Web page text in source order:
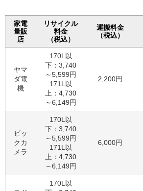
家電
量販
店
リサイクル
料金
（税込）
運搬料金
（税込）
ヤマ
ダ電
機
170L以
下：3,740
～5,599円
171L以
上：4,730
～6,149円
2,200円
ビッ
クカ
メラ
170L以
下：3,740
～5,599円
171L以
上：4,730
～6,149円
6,000円
170L以